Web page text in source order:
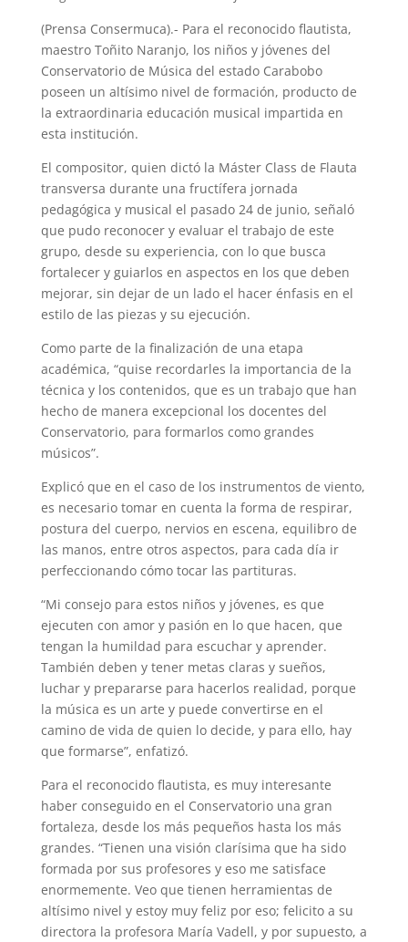
(Prensa Consermuca).- Para el reconocido flautista,
maestro Toñito Naranjo, los niños y jóvenes del
Conservatorio de Música del estado Carabobo
poseen un altísimo nivel de formación, producto de
la extraordinaria educación musical impartida en
esta institución.
El compositor, quien dictó la Máster Class de Flauta
transversa durante una fructífera jornada
pedagógica y musical el pasado 24 de junio, señaló
que pudo reconocer y evaluar el trabajo de este
grupo, desde su experiencia, con lo que busca
fortalecer y guiarlos en aspectos en los que deben
mejorar, sin dejar de un lado el hacer énfasis en el
estilo de las piezas y su ejecución.
Como parte de la finalización de una etapa
académica, “quise recordarles la importancia de la
técnica y los contenidos, que es un trabajo que han
hecho de manera excepcional los docentes del
Conservatorio, para formarlos como grandes
músicos”.
Explicó que en el caso de los instrumentos de viento,
es necesario tomar en cuenta la forma de respirar,
postura del cuerpo, nervios en escena, equilibro de
las manos, entre otros aspectos, para cada día ir
perfeccionando cómo tocar las partituras.
“Mi consejo para estos niños y jóvenes, es que
ejecuten con amor y pasión en lo que hacen, que
tengan la humildad para escuchar y aprender.
También deben y tener metas claras y sueños,
luchar y prepararse para hacerlos realidad, porque
la música es un arte y puede convertirse en el
camino de vida de quien lo decide, y para ello, hay
que formarse”, enfatizó.
Para el reconocido flautista, es muy interesante
haber conseguido en el Conservatorio una gran
fortaleza, desde los más pequeños hasta los más
grandes. “Tienen una visión clarísima que ha sido
formada por sus profesores y eso me satisface
enormemente. Veo que tienen herramientas de
altísimo nivel y estoy muy feliz por eso; felicito a su
directora la profesora María Vadell, y por supuesto, a